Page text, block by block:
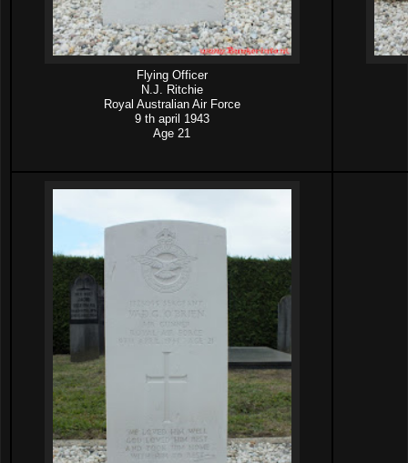
Flying Officer
N.J. Ritchie
Royal Australian Air Force
9 th april 1943
Age 21